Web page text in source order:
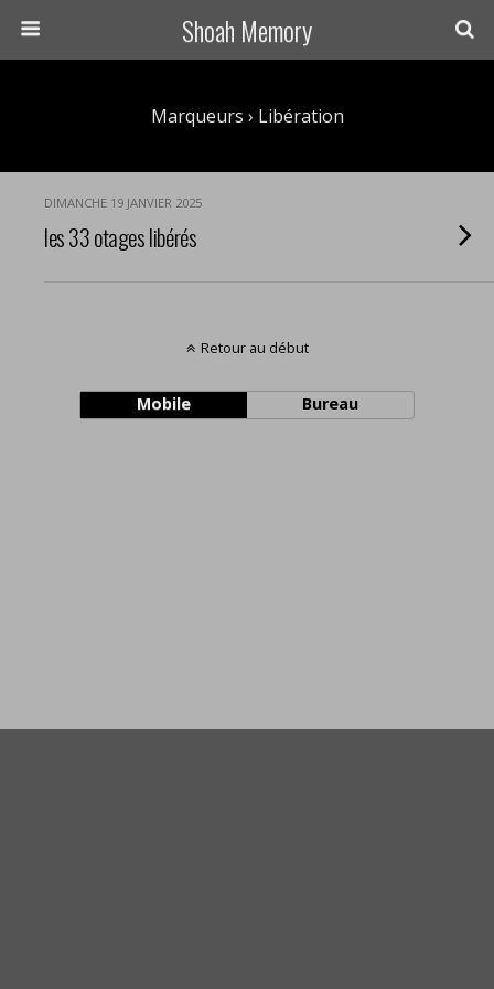
Shoah Memory
Marqueurs › Libération
DIMANCHE 19 JANVIER 2025
les 33 otages libérés
Retour au début
Mobile Bureau